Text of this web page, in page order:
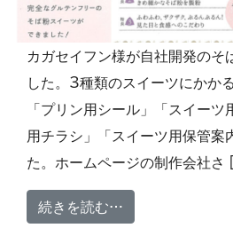
カガセイフン様が自社開発のそ
した。3種類のスイーツにかか
「プリン用シール」「スイーツ
用チラシ」「スイーツ用保管案
た。ホームページの制作会社さ
続きを読む…